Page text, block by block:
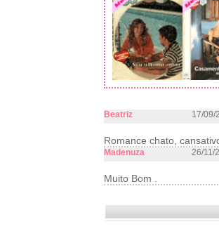
Beatriz 17/09/
Romance chato,
Madenuza 26/11/
Muito Bom .